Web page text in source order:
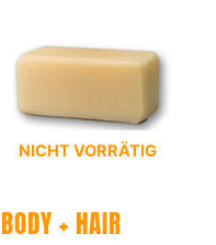
NICHT VORRÄTIG
BODY + HAIR